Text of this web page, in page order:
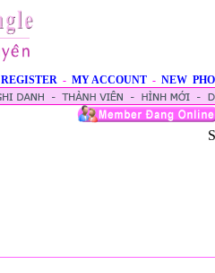
REGISTER - MY ACCOUNT - NEW